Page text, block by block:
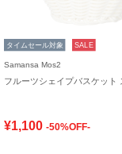
タイムセール対象 SALE
Samansa Mos2
フルーツシェイプバスケット
¥1,100 -50%OFF-